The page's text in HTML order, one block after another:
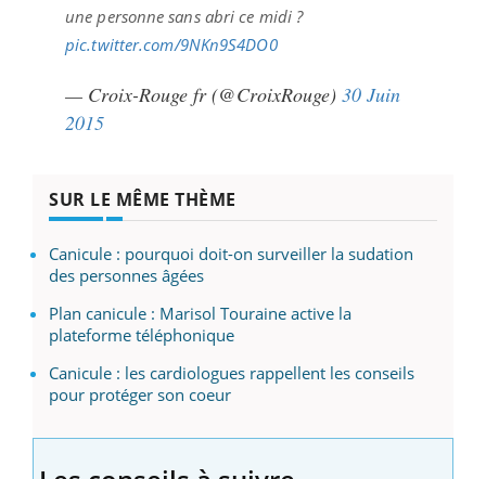
une personne sans abri ce midi ?
pic.twitter.com/9NKn9S4DO0
— Croix-Rouge fr (@CroixRouge) 30 Juin
2015
SUR LE MÊME THÈME
Canicule : pourquoi doit-on surveiller la sudation
des personnes âgées
Plan canicule : Marisol Touraine active la
plateforme téléphonique
Canicule : les cardiologues rappellent les conseils
pour protéger son coeur